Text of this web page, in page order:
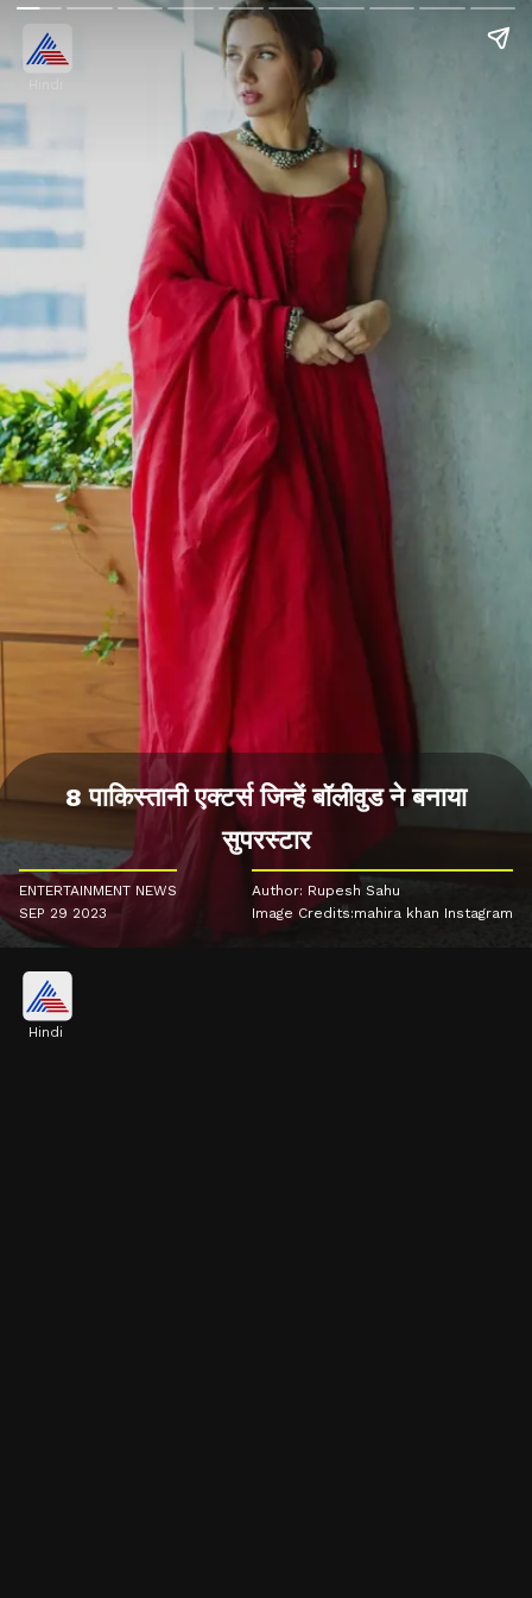
8 पाकिस्तानी एक्टर्स जिन्हें बॉलीवुड ने बनाया
सुपरस्टार
ENTERTAINMENT NEWS
SEP 29 2023
Author: Rupesh Sahu
Image Credits:mahira khan Instagram
Hindi